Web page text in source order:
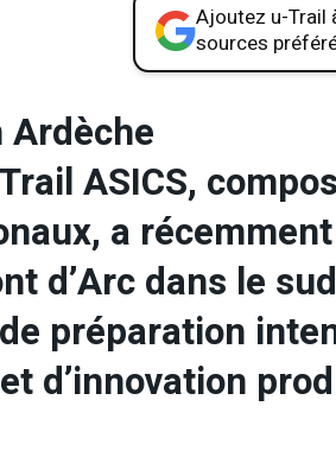
Ajoutez u-Trail
sources
Ardèche
ASICS,
a
d’Arc dans le
préparation
d’innovation